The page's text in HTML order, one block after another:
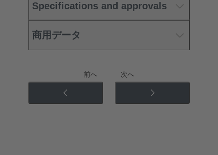
Specifications and approvals
商用データ
前へ 次へ